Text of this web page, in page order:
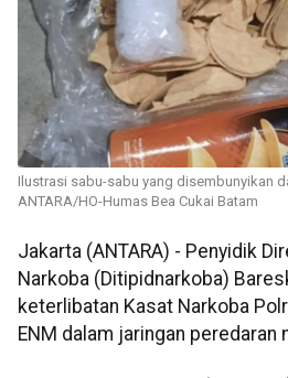
Ilustrasi sabu-sabu yang disembunyikan
ANTARA/HO-Humas Bea Cukai Batam
Jakarta (ANTARA) - Penyidik
Narkoba (Ditipidnarkoba)
keterlibatan Kasat Narkoba
ENM dalam jaringan peredaran